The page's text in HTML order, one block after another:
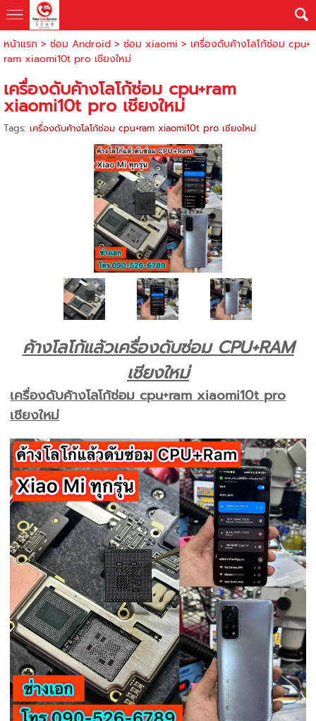
หน้าแรก > ซ่อม Android> ซ่อม xiaomi > เครื่องดับค้างโลโก้ซ่อม cpu+
ram xiaomi10t pro เชียงใหม่
เครื่องดับค้างโลโก้ซ่อม cpu+ram
xiaomi10t pro เชียงใหม่
Tags: เครื่องดับค้างโลโก้ซ่อม cpu+ram xiaomi10t pro เชียงใหม่
ค้างโลโก้แล้วเครื่องดับซ่อม CPU+RAM
เชียงใหม่
เครื่องดับค้างโลโก้ซ่อม cpu+ram xiaomi10t pro
เชียงใหม่